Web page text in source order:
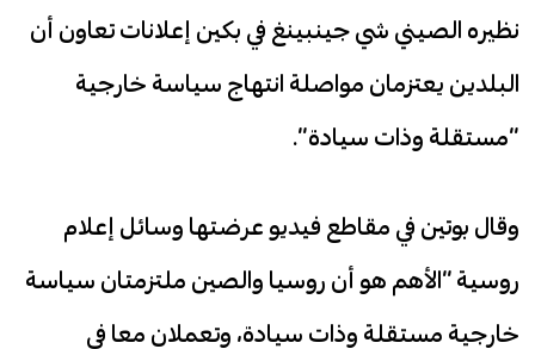
نظيره الصيني شي جينبينغ في بكين إعلانات تعاون أن
البلدين يعتزمان مواصلة انتهاج سياسة خارجية
“مستقلة وذات سيادة”.
وقال بوتين في مقاطع فيديو عرضتها وسائل إعلام
روسية “الأهم هو أن روسيا والصين ملتزمتان سياسة
خارجية مستقلة وذات سيادة، وتعملان معا في